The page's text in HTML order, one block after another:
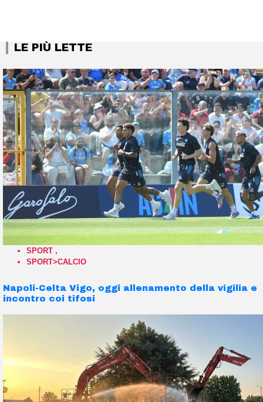
LE PIÙ LETTE
SPORT ,
SPORT>CALCIO
Napoli-Celta Vigo, oggi allenamento della vigilia e
incontro coi tifosi